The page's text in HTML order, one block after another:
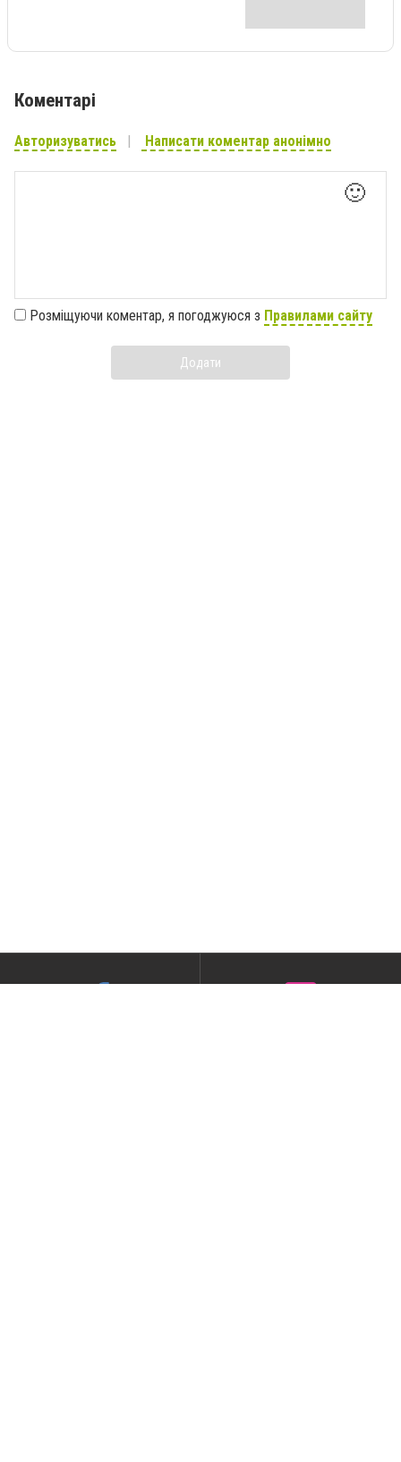
Коментарі
Авторизуватись Написати коментар анонімно
🙂
Розміщуючи коментар, я погоджуюся з Правилами сайту
Додати